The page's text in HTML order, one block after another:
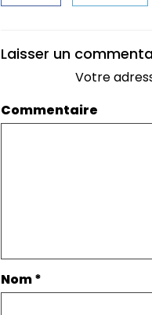
Laisser un
Votre
Commentaire
Nom*